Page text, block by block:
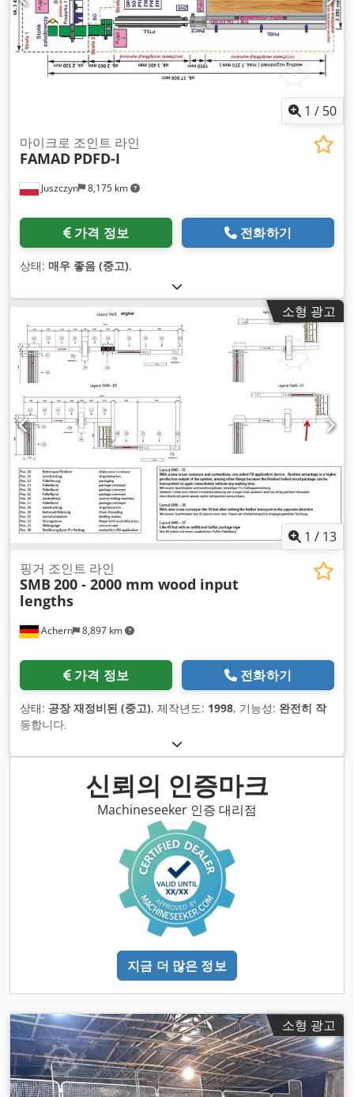
1 / 50
Juszczyn 8,175 km
마이크로 조인트 라인
FAMAD PDFD-I
가격 정보 전화하기
상태: 매우 좋음 (중고),
소형 광고
1 / 13
Achern 8,897 km
핑거 조인트 라인
SMB 200 - 2000 mm wood input
lengths
가격 정보 전화하기
상태: 공장 재정비된 (중고), 제작년도: 1998, 기능성: 완전히 작
동합니다,
신뢰의 인증마크
Machineseeker 인증 대리점
지금 더 많은 정보
소형 광고